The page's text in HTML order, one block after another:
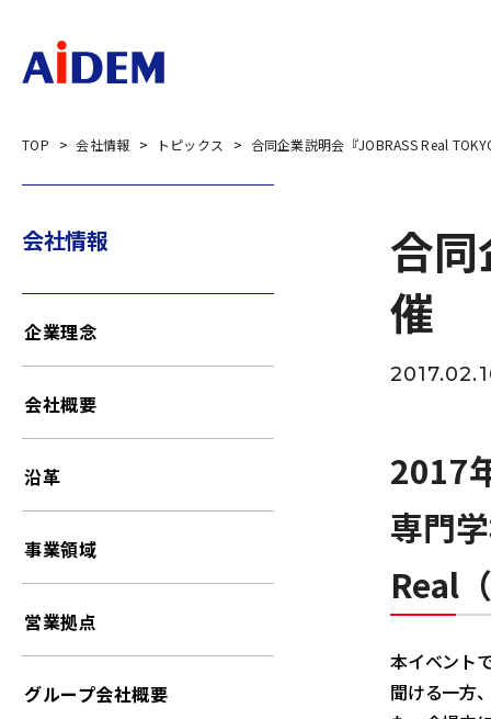
TOP 会社情報 トピックス 合同企業説明会『JOBRASS Real
合
催
2017
専門
Real
本イベント
聞ける一方
会社情報
企業理念
会社概要
沿革
事業領域
営業拠点
グループ会社概要